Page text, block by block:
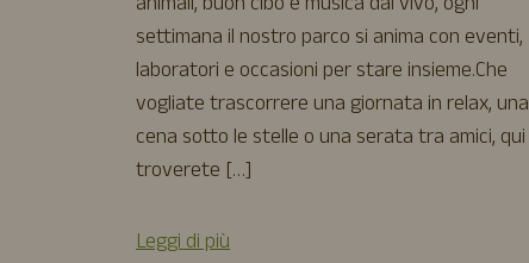
settimana il nostro parco si anima con eventi,
laboratori e occasioni per stare insieme.Che
vogliate trascorrere una giornata in relax, una
cena sotto le stelle o una serata tra amici, qui
troverete […]
Leggi di più